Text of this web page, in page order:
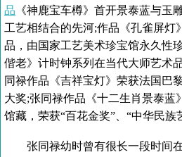
品 《神鹿宝车樽》首开景泰蓝与玉
工艺相结合的先河;作品《孔雀屏灯
品，由国家工艺美术珍宝馆永久性
偕老》计时钟系列在当代大师艺术
同禄作品《吉祥宝灯》荣获法国巴
大奖;张同禄作品《十二生肖景泰蓝
馆藏，荣获“百花金奖”、“中华民
张同禄幼时曾有很长一段时间在